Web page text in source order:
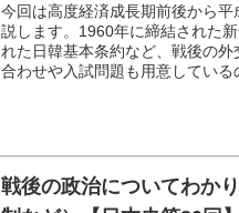
今回は高度経済成長期前後から
説します。1960年に締結された
れた日韓基本条約など、戦後の
合わせや入試問題も用意してい
戦後の政治についてわか